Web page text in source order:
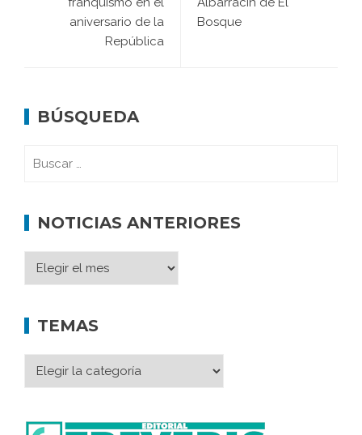
aniversario de la
República
Bosque
BÚSQUEDA
NOTICIAS ANTERIORES
TEMAS